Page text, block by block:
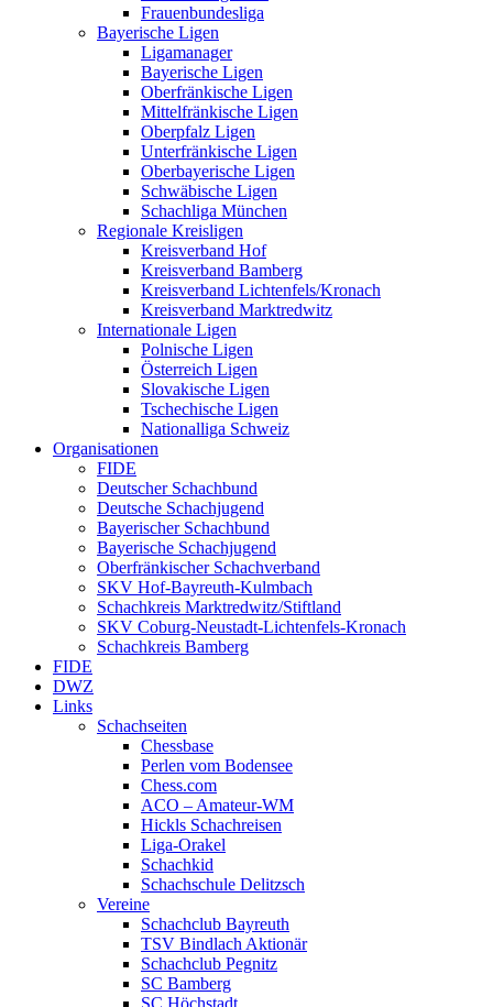
Frauenbundesliga
Bayerische Ligen
Ligamanager
Bayerische Ligen
Oberfränkische Ligen
Mittelfränkische Ligen
Oberpfalz Ligen
Unterfränkische Ligen
Oberbayerische Ligen
Schwäbische Ligen
Schachliga München
Regionale Kreisligen
Kreisverband Hof
Kreisverband Bamberg
Kreisverband Lichtenfels/Kronach
Kreisverband Marktredwitz
Internationale Ligen
Polnische Ligen
Österreich Ligen
Slovakische Ligen
Tschechische Ligen
Nationalliga Schweiz
Organisationen
FIDE
Deutscher Schachbund
Deutsche Schachjugend
Bayerischer Schachbund
Bayerische Schachjugend
Oberfränkischer Schachverband
SKV Hof-Bayreuth-Kulmbach
Schachkreis Marktredwitz/Stiftland
SKV Coburg-Neustadt-Lichtenfels-Kronach
Schachkreis Bamberg
FIDE
DWZ
Links
Schachseiten
Chessbase
Perlen vom Bodensee
Chess.com
ACO – Amateur-WM
Hickls Schachreisen
Liga-Orakel
Schachkid
Schachschule Delitzsch
Vereine
Schachclub Bayreuth
TSV Bindlach Aktionär
Schachclub Pegnitz
SC Bamberg
SC Höchstadt